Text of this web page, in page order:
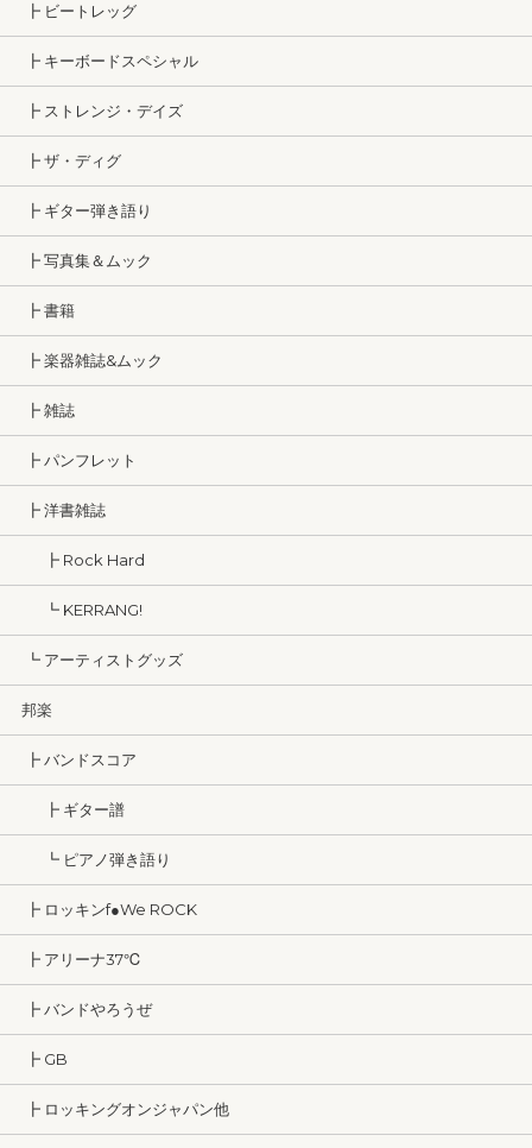
┣ ビートレッグ
┣ キーボードスペシャル
┣ ストレンジ・デイズ
┣ ザ・ディグ
┣ ギター弾き語り
┣ 写真集＆ムック
┣ 書籍
┣ 楽器雑誌&ムック
┣ 雑誌
┣ パンフレット
┣ 洋書雑誌
┣ Rock Hard
┗ KERRANG!
┗ アーティストグッズ
邦楽
┣ バンドスコア
┣ ギター譜
┗ ピアノ弾き語り
┣ ロッキンf●We ROCK
┣ アリーナ37℃
┣ バンドやろうぜ
┣ GB
┣ ロッキングオンジャパン他